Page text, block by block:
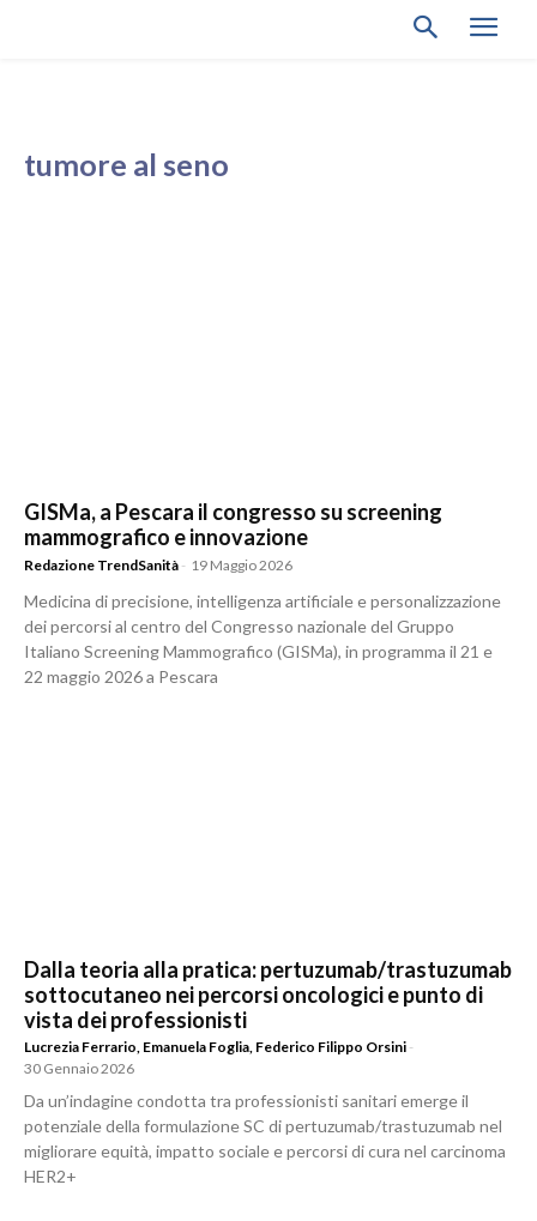
tumore al seno
GISMa, a Pescara il congresso su screening
mammografico e innovazione
Redazione TrendSanità - 19 Maggio 2026
Medicina di precisione, intelligenza artificiale e personalizzazione
dei percorsi al centro del Congresso nazionale del Gruppo
Italiano Screening Mammografico (GISMa), in programma il 21 e
22 maggio 2026 a Pescara
Dalla teoria alla pratica: pertuzumab/trastuzumab
sottocutaneo nei percorsi oncologici e punto di
vista dei professionisti
Lucrezia Ferrario, Emanuela Foglia, Federico Filippo Orsini -
30 Gennaio 2026
Da un’indagine condotta tra professionisti sanitari emerge il
potenziale della formulazione SC di pertuzumab/trastuzumab nel
migliorare equità, impatto sociale e percorsi di cura nel carcinoma
HER2+